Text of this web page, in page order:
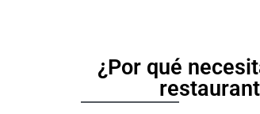
¿Por qué